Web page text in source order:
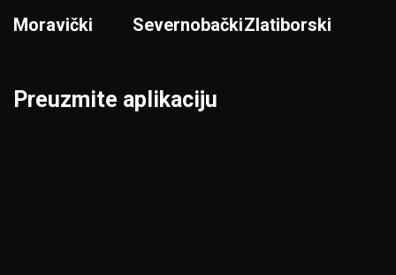
Moravički SevernobačkiZlatiborski
Preuzmite aplikaciju